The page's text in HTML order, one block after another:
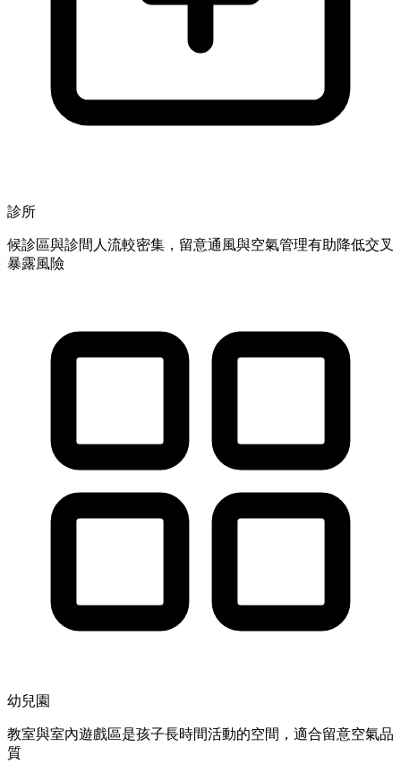
診所
候診區與診間人流較密集，留意通風與空氣管理有助降低交叉
暴露風險
幼兒園
教室與室內遊戲區是孩子長時間活動的空間，適合留意空氣品
質